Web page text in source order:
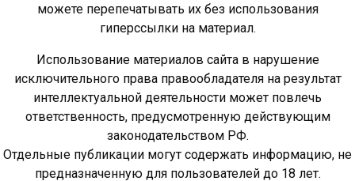
можете перепечатывать их без использования
гиперссылки на материал.
Использование материалов сайта в нарушение
исключительного права правообладателя на результат
интеллектуальной деятельности может повлечь
ответственность, предусмотренную действующим
законодательством РФ.
Отдельные публикации могут содержать информацию, не
предназначенную для пользователей до 18 лет.